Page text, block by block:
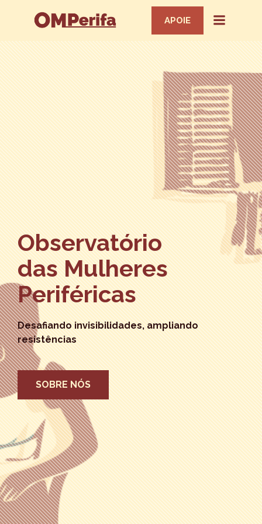
APOIE
Observatório
das Mulheres
Periféricas
Desafiando invisibilidades, ampliando
resistências
SOBRE NÓS